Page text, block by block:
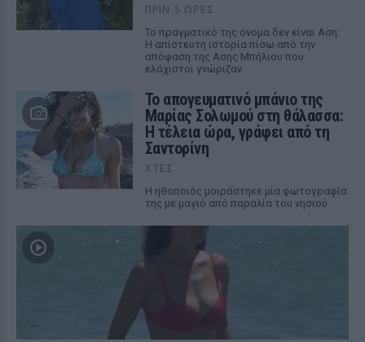
ΠΡΙΝ 5 ΏΡΕΣ
Το πραγματικό της όνομα δεν είναι Αση:
Η απίστευτη ιστορία πίσω από την
απόφαση της Ασης Μπήλιου που
ελάχιστοι γνώριζαν
Το απογευματινό μπάνιο της
Μαρίας Σολωμού στη θάλασσα:
Η τέλεια ώρα, γράφει από τη
Σαντορίνη
ΧΤΕΣ
Η ηθοποιός μοιράστηκε μία φωτογραφία
της με μαγιό από παραλία του νησιού